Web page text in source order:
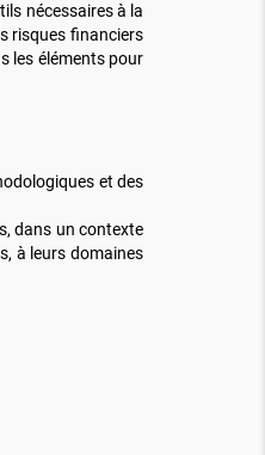
nécessaires à la
risques financiers
les éléments pour
et des
dans un contexte
à leurs domaines